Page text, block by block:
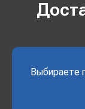
Выбираете